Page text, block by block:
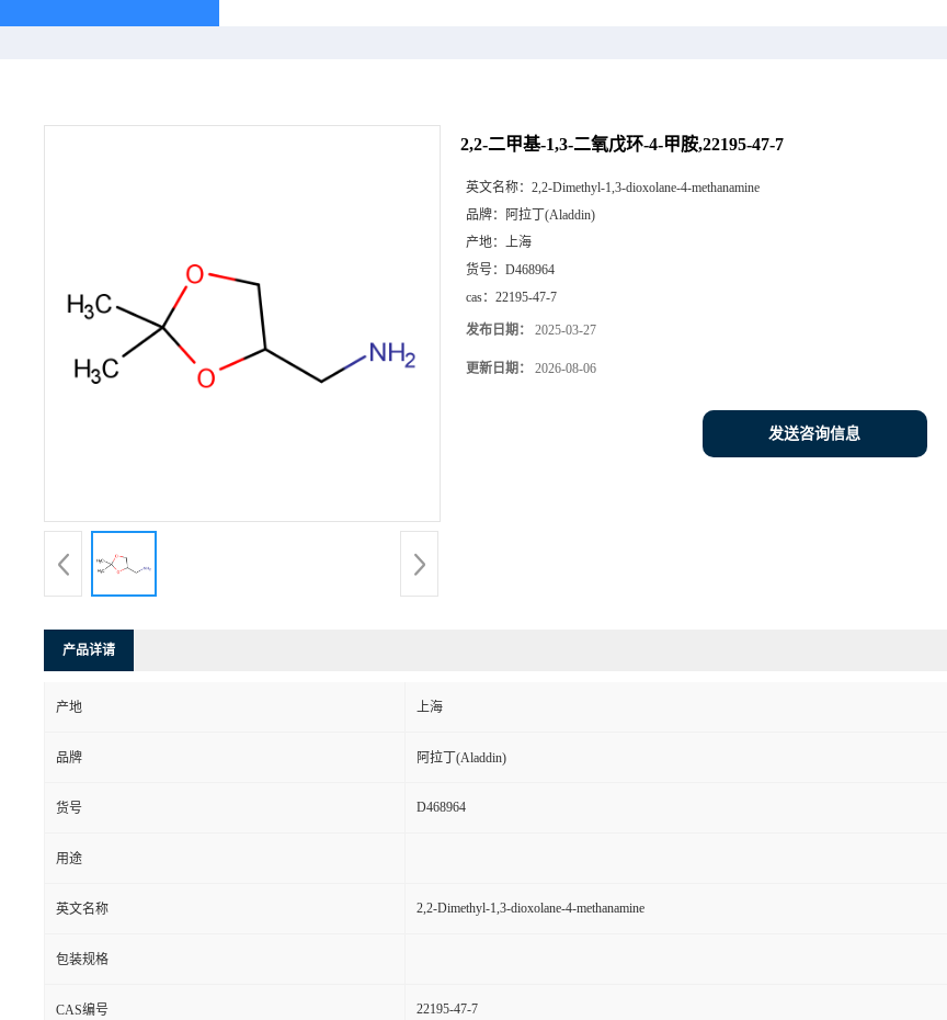
2,2-二甲基-1,3-二氧戊环-4-甲胺,22195-47-7
英文名称： 2,2-Dimethyl-1,3-dioxolane-4-methanamine
品牌： 阿拉丁(Aladdin)
产地： 上海
货号： D468964
cas： 22195-47-7
发布日期： 2025-03-27
更新日期： 2026-08-06
发送咨询信息
产品详请
产地 上海
品牌 阿拉丁(Aladdin)
货号 D468964
用途
英文名称 2,2-Dimethyl-1,3-dioxolane-4-methanamine
包装规格
CAS编号 22195-47-7